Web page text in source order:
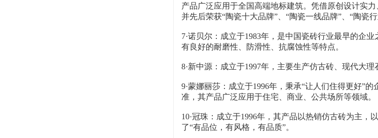
产品广泛应用于全国高端地标建筑。凭借原创设计实
并先后荣获“陶瓷十大品牌”、“陶瓷一线品牌”、“陶瓷
7·诺贝尔：成立于1983年，是中国瓷砖行业最早的企
有良好的耐磨性、防滑性、抗腐蚀性等特点。
8·新中源：成立于1997年，主要生产仿古砖、现代大
9·蒙娜丽莎：成立于1996年，秉承“让人们住得更好”
准，其产品广泛应用于住宅、商业、公共场所等领域。
10·冠珠：成立于1996年，其产品以热销仿古砖为主
了“有品位，有风格，有品质”。